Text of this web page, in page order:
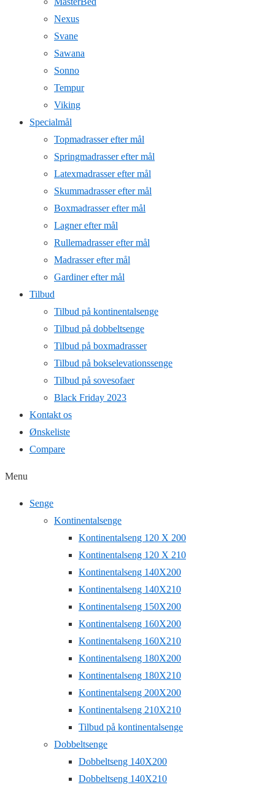
Nexus
Svane
Sawana
Sonno
Tempur
Viking
Specialmål
Topmadrasser efter mål
Springmadrasser efter mål
Latexmadrasser efter mål
Skummadrasser efter mål
Boxmadrasser efter mål
Lagner efter mål
Rullemadrasser efter mål
Madrasser efter mål
Gardiner efter mål
Tilbud
Tilbud på kontinentalsenge
Tilbud på dobbeltsenge
Tilbud på boxmadrasser
Tilbud på bokselevationssenge
Tilbud på sovesofaer
Black Friday 2023
Kontakt os
Ønskeliste
Compare
Menu
Senge
Kontinentalsenge
Kontinentalseng 120 X 200
Kontinentalseng 120 X 210
Kontinentalseng 140X200
Kontinentalseng 140X210
Kontinentalseng 150X200
Kontinentalseng 160X200
Kontinentalseng 160X210
Kontinentalseng 180X200
Kontinentalseng 180X210
Kontinentalseng 200X200
Kontinentalseng 210X210
Tilbud på kontinentalsenge
Dobbeltsenge
Dobbeltseng 140X200
Dobbeltseng 140X210